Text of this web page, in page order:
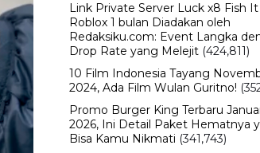
Link Private Server Luck x8 Fish It
Roblox 1 bulan Diadakan oleh
Redaksiku.com: Event Langka
Drop Rate yang Melejit (424,811)
10 Film Indonesia Tayang
2024, Ada Film Wulan Guritno!
Promo Burger King Terbaru
2026, Ini Detail Paket Hematnya
Bisa Kamu Nikmati (341,743)